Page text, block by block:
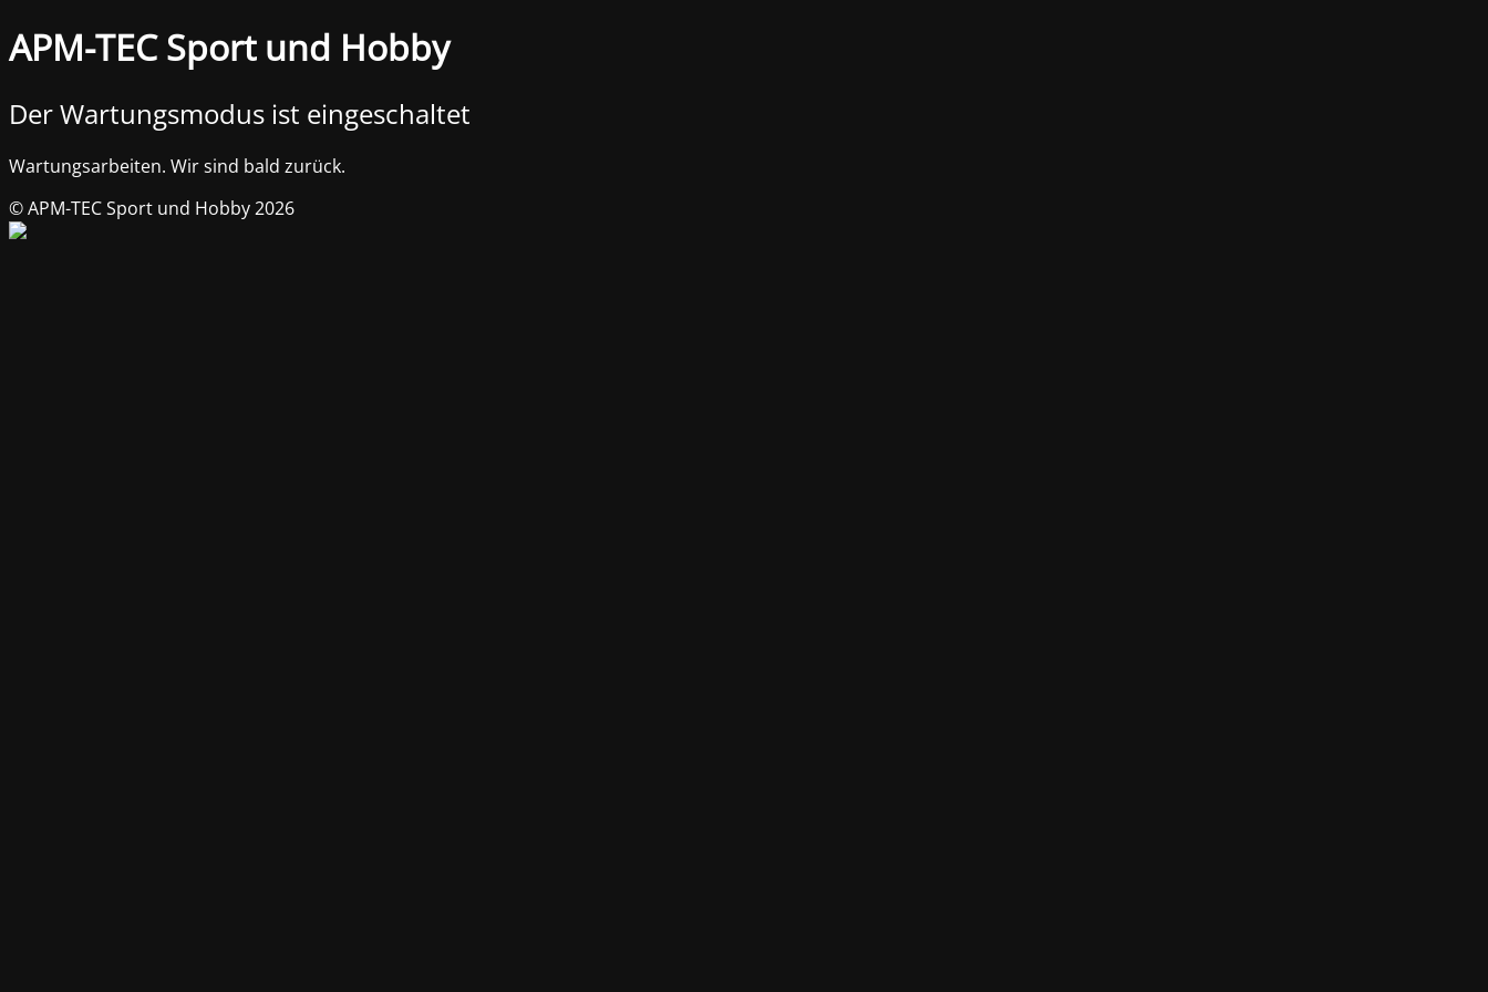
APM-TEC Sport und Hobby
Der Wartungsmodus ist eingeschaltet
Wartungsarbeiten. Wir sind bald zurück.
© APM-TEC Sport und Hobby 2026